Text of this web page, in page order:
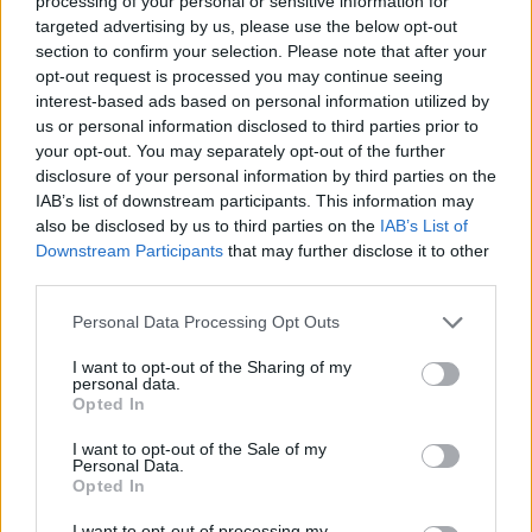
targeted advertising by us, please use the below opt-out
section to confirm your selection. Please note that after your
opt-out request is processed you may continue seeing
interest-based ads based on personal information utilized by
us or personal information disclosed to third parties prior to
your opt-out. You may separately opt-out of the further
disclosure of your personal information by third parties on the
IAB’s list of downstream participants. This information may
also be disclosed by us to third parties on the IAB’s List of
Downstream Participants that may further disclose it to other
Please note that this website/app uses one or more Google
not limited to your visit or usage behaviour. You may click to
grant or deny consent to Google and its third-party tags to
use your data for below specified purposes in below Google
consent section.
Personal Data Processing Opt Outs
I want to opt-out of the Sharing of my
personal data.
Opted In
I want to opt-out of the Sale of my
Personal Data.
Opted In
Eventi in Gallura, da Jovanotti alla zuppa
gallurese: gli appuntamenti da non perdere
Lettini e arredi abusivi sulla spiaggia libera,
sequestri a Olbia e Arzachena
È morto Francesco Guccini, il maestro che si
tenne lontano dalla Costa Smeralda